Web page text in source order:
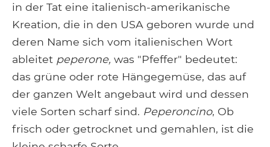
in der Tat eine italienisch-amerikanische
Kreation, die in den USA geboren wurde und
deren Name sich vom italienischen Wort
ableitet peperone, was "Pfeffer" bedeutet:
das grüne oder rote Hängegemüse, das auf
der ganzen Welt angebaut wird und dessen
viele Sorten scharf sind. Peperoncino, Ob
frisch oder getrocknet und gemahlen, ist die